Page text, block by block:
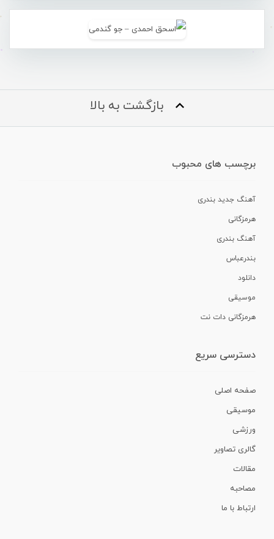
بازگشت به بالا
برچسب های محبوب
آهنگ جدید بندری
هرمزگانی
آهنگ بندری
بندرعباس
دانلود
موسیقی
هرمزگانی دات نت
دسترسی سریع
صفحه اصلی
موسیقی
ورزشی
گالری تصاویر
مقالات
مصاحبه
ارتباط با ما